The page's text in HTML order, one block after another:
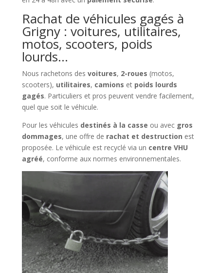
Rachat de véhicules gagés à
Grigny : voitures, utilitaires,
motos, scooters, poids
lourds…
Nous rachetons des voitures, 2-roues (motos,
scooters), utilitaires, camions et poids lourds
gagés. Particuliers et pros peuvent vendre facilement,
quel que soit le véhicule.
Pour les véhicules destinés à la casse ou avec gros
dommages, une offre de rachat et destruction est
proposée. Le véhicule est recyclé via un centre VHU
agréé, conforme aux normes environnementales.